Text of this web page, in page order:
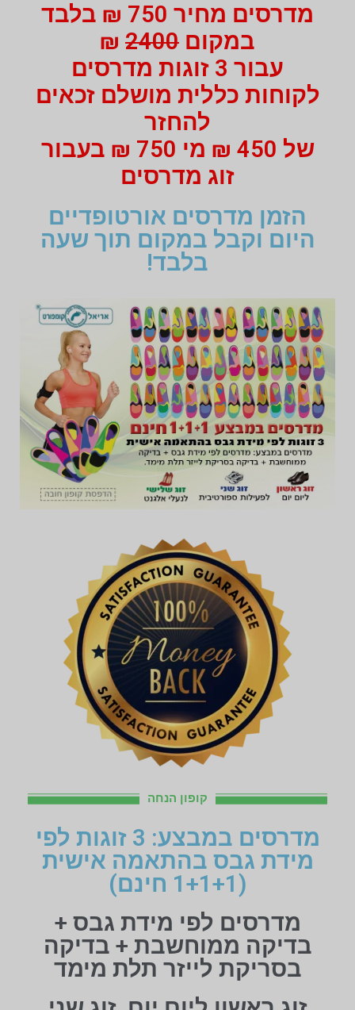
מדרסים מחיר 750 ₪ בלבד
במקום 2400
₪
עבור 3 זוגות מדרסים
לקוחות כללית מושלם זכאים
להחזר
של 450 ₪ מי 750 ₪ בעבור
זוג מדרסים
הזמן מדרסים אורטופדיים
היום וקבל במקום תוך שעה
בלבד!
קופון הנחה
מדרסים במבצע: 3 זוגות לפי
מידת גבס בהתאמה אישית
(1+1+1 חינם)
מדרסים לפי מידת גבס +
בדיקה ממוחשבת + בדיקה
בסריקת לייזר תלת מימד